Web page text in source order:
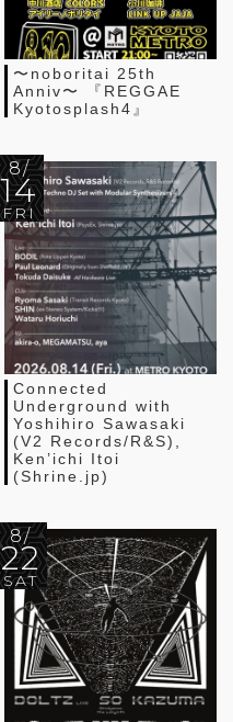
〜noboritai 25th
Anniv〜 『REGGAE
Kyotosplash4』
8/
14
FRI
Connected
Underground with
Yoshihiro Sawasaki
(V2 Records/R&S),
Ken’ichi Itoi
(Shrine.jp)
8/
22
SAT